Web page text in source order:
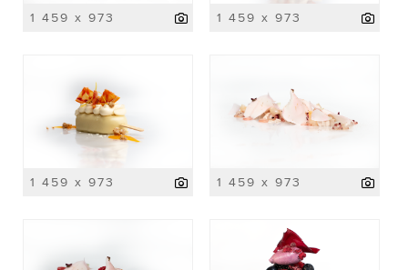
1 459 x 973 1 459 x 973
1 459 x 973 1 459 x 973